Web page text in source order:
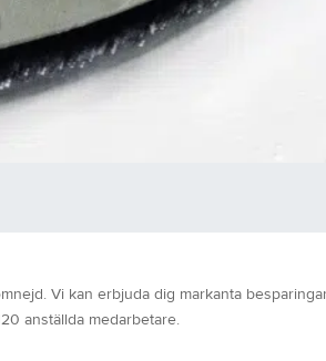
Vi kan erbjuda dig markanta
anställda medarbetare.